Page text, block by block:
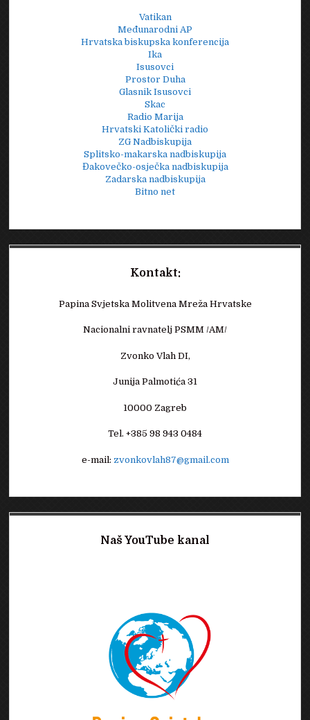
Vatikan
Međunarodni AP
Hrvatska biskupska konferencija
Ika
Isusovci
Prostor Duha
Glasnik Isusovci
Skac
Radio Marija
Hrvatski Katolički radio
ZG Nadbiskupija
Splitsko-makarska nadbiskupija
Đakovečko-osječka nadbiskupija
Zadarska nadbiskupija
Bitno net
Kontakt:
Papina Svjetska Molitvena Mreža Hrvatske
Nacionalni ravnatelj PSMM /AM/
Zvonko Vlah DI,
Junija Palmotića 31
10000 Zagreb
Tel. +385 98 943 0484
e-mail: zvonkovlah87@gmail.com
Naš YouTube kanal